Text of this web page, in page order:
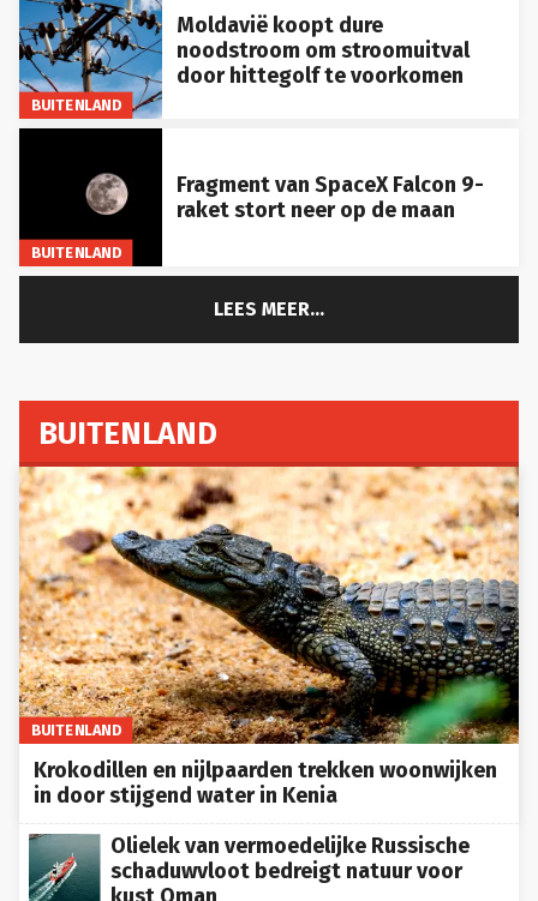
BUITENLAND
Moldavië koopt dure
noodstroom om stroomuitval
door hittegolf te voorkomen
BUITENLAND
Fragment van SpaceX Falcon 9-
raket stort neer op de maan
LEES MEER...
BUITENLAND
BUITENLAND
Krokodillen en nijlpaarden trekken woonwijken
in door stijgend water in Kenia
Olielek van vermoedelijke Russische
schaduwvloot bedreigt natuur voor
kust Oman